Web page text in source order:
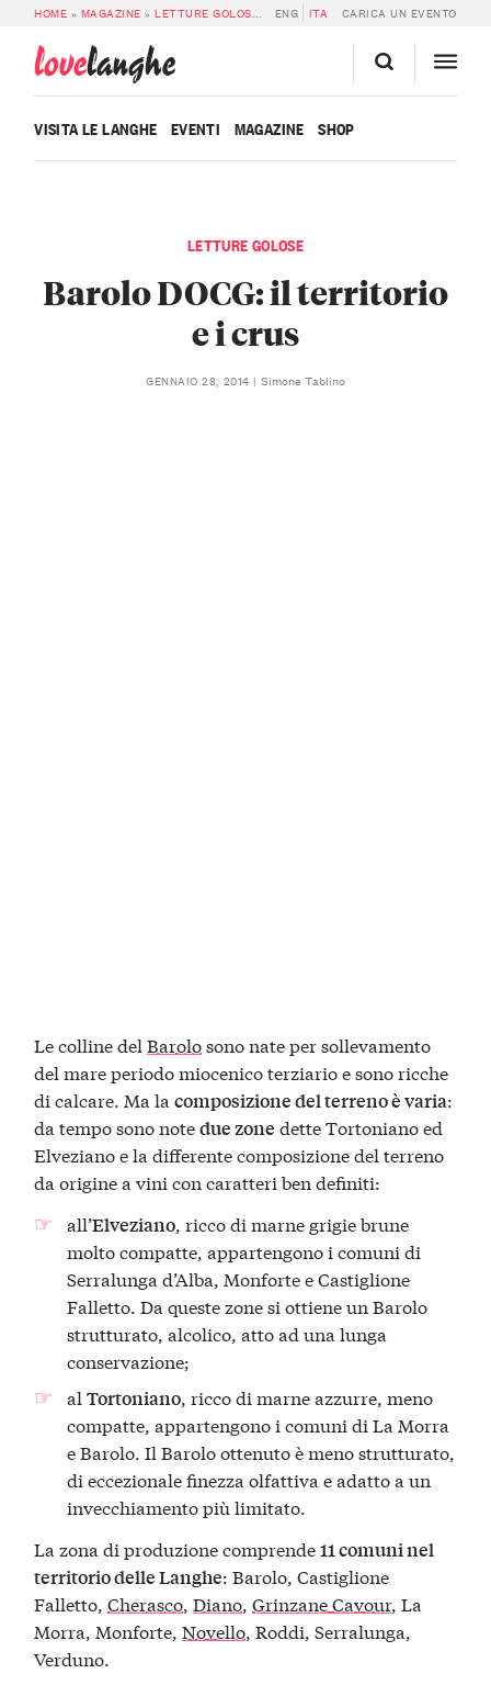
HOME » MAGAZINE »LETTURE GOLOSE » BAROLO DOCG: IL TERRITORIO E I
ENG ITA CARICA UN EVENTO
lovelanghe
VISITA LE LANGHE EVENTI MAGAZINE SHOP
LETTURE GOLOSE
Barolo DOCG: il territorio
e i crus
GENNAIO 28, 2014 Simone Tablino
Le colline delBarolosono nate per sollevamento
del mare periodo miocenico terziario e sono ricche
di calcare. Ma lacomposizione del terreno è varia:
da tempo sono notedue zone dette Tortoniano ed
Elveziano e la differente composizione del terreno
da origine a vini con caratteri ben definiti:
all’Elveziano, ricco di marne grigie brune
molto compatte, appartengono i comuni di
Serralunga d’Alba, Monforte e Castiglione
Falletto. Da queste zone si ottiene un Barolo
strutturato, alcolico, atto ad una lunga
conservazione;
al Tortoniano, ricco di marne azzurre, meno
compatte, appartengono i comuni di La Morra
e Barolo. Il Barolo ottenuto è meno strutturato,
di eccezionale finezza olfattiva e adatto a un
invecchiamento più limitato.
La zona di produzione comprende11 comuni nel
territorio delle Langhe: Barolo, Castiglione
Falletto,Cherasco ,Diano ,Grinzane Cavour, La
Morra, Monforte,Novello , Roddi, Serralunga,
Verduno.